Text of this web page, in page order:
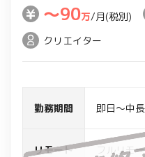
〜90万/月(税別)
クリエイター
勤務期間 即日～中
リモート フルリモー